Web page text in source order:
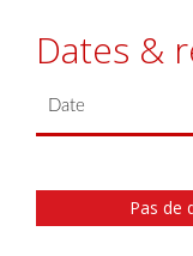
Dates &
Pas de